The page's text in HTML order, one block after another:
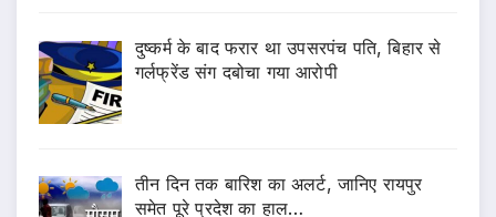
दुष्कर्म के बाद फरार था उपसरपंच पति, बिहार से
गर्लफ्रेंड संग दबोचा गया आरोपी
तीन दिन तक बारिश का अलर्ट, जानिए रायपुर
समेत पूरे प्रदेश का हाल…